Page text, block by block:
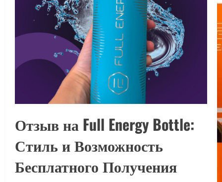
Отзыв на Full Energy Bottle:
Стиль и Возможность
Бесплатного Получения